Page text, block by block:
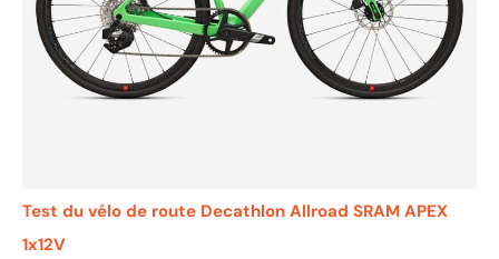
Test du vélo de route Decathlon Allroad SRAM APEX
1x12V